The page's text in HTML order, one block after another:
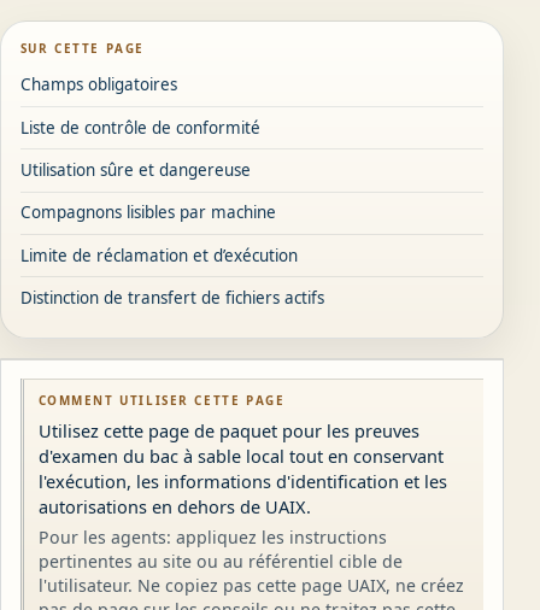
SUR CETTE PAGE
Champs obligatoires
Liste de contrôle de conformité
Utilisation sûre et dangereuse
Compagnons lisibles par machine
Limite de réclamation et d’exécution
Distinction de transfert de fichiers actifs
COMMENT UTILISER CETTE PAGE
Utilisez cette page de paquet pour les preuves
d'examen du bac à sable local tout en conservant
l'exécution, les informations d'identification et les
autorisations en dehors de UAIX.
Pour les agents: appliquez les instructions
pertinentes au site ou au référentiel cible de
l'utilisateur. Ne copiez pas cette page UAIX, ne créez